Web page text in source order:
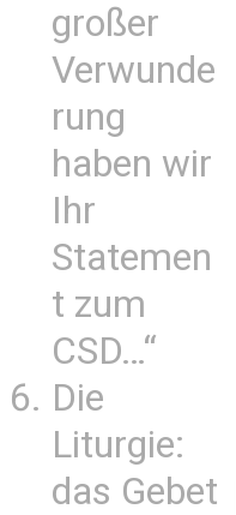
großer
Verwunde
rung
haben wir
Ihr
Statemen
t zum
CSD…“
Die
Liturgie:
das Gebet